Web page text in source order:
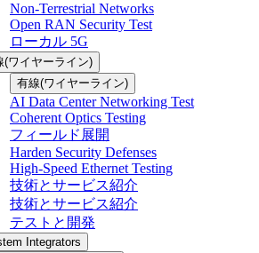
Non-Terrestrial Networks
Open RAN Security Test
ローカル 5G
(ワイヤーライン)
有線(ワイヤーライン)
AI Data Center Networking Test
Coherent Optics Testing
フィールド展開
Harden Security Defenses
High-Speed Ethernet Testing
技術とサービス紹介
技術とサービス紹介
テストと開発
Integrators